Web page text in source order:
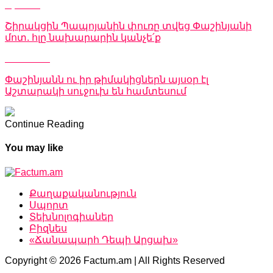
Շիրակցին Պապոյանին փուռը տվեց Փաշինյանի
մոտ. հլը նախարարին կանչե՛ք
Փաշինյանն ու իր թիմակիցներն այսօր էլ
Աշտարակի սուջուխ են համտեսում
Continue Reading
You may like
Քաղաքականություն
Սպորտ
Տեխնոլոգիաներ
Բիզնես
«Ճանապարհ Դեպի Արցախ»
Copyright © 2026 Factum.am | All Rights Reserved